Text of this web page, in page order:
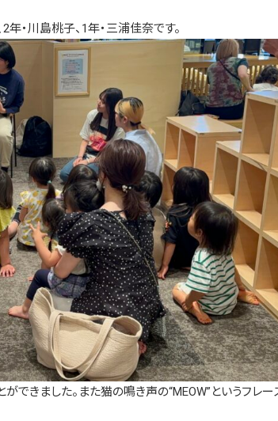
・川島桃子、1年・三浦佳奈です。
できました。また猫の鳴き声の“MEOW”というフレー